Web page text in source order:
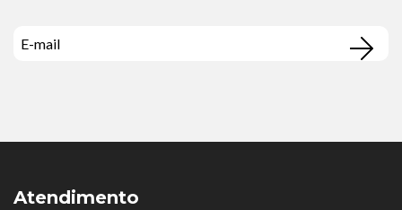
Atendimento